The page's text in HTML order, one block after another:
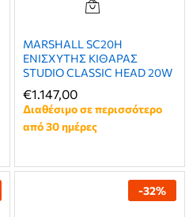
MARSHALL SC20H
ENIΣΧΥΤΗΣ ΚΙΘΑΡΑΣ
STUDIO CLASSIC HEAD 20W
€1.147,00
Διαθέσιμο σε περισσότερο
από 30 ημέρες
-32%